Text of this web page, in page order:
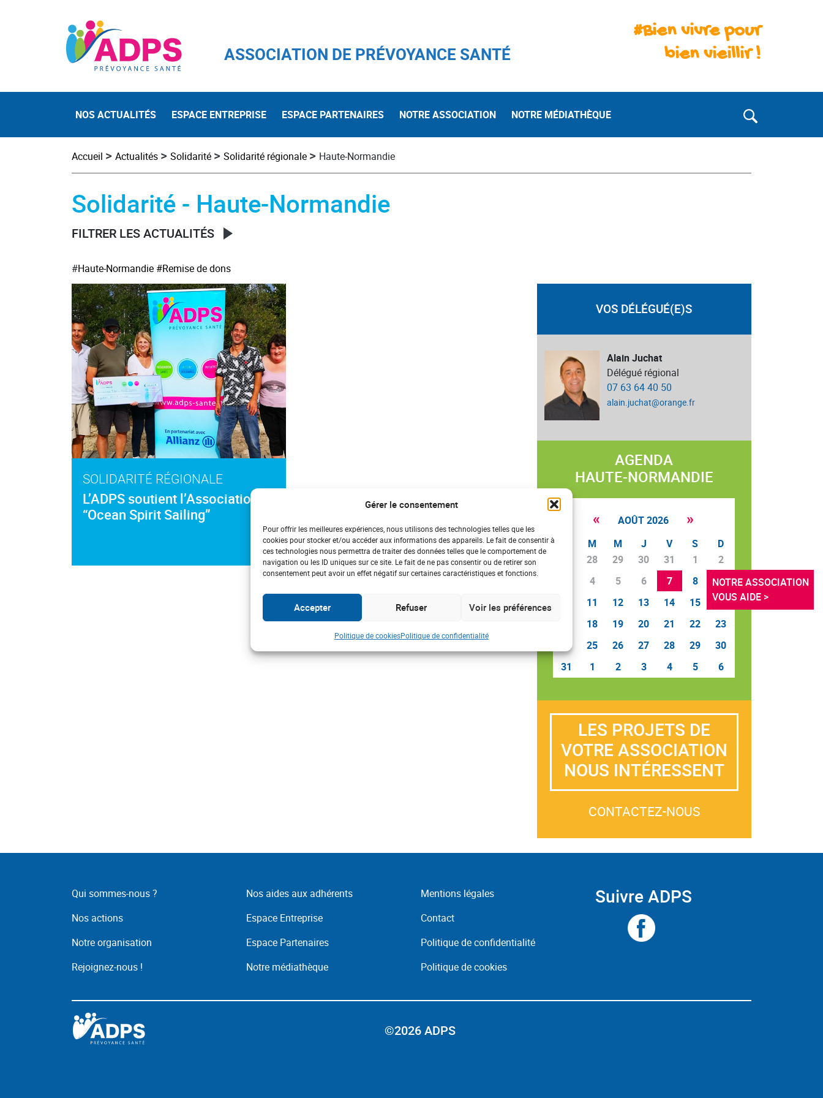
Gérer le consentement
Pour offrir les meilleures expériences, nous utilisons des technologies telles que les
cookies pour stocker et/ou accéder aux informations des appareils. Le fait de consentir à
ces technologies nous permettra de traiter des données telles que le comportement de
navigation ou les ID uniques sur ce site. Le fait de ne pas consentir ou de retirer son
consentement peut avoir un effet négatif sur certaines caractéristiques et fonctions.
Accepter Refuser Voir les préférences
Politique de cookiesPolitique de confidentialité
ASSOCIATION DE PRÉVOYANCE SANTÉ
#Bien vivre pour
bien vieillir !
NOS ACTUALITÉS ESPACE ENTREPRISE ESPACE PARTENAIRES NOTRE ASSOCIATION NOTRE MÉDIATHÈQUE
Accueil > Actualités > Solidarité > Solidarité régionale > Haute-Normandie
Solidarité - Haute-Normandie
FILTRER LES ACTUALITÉS
#Haute-Normandie #Remise de dons
SOLIDARITÉ RÉGIONALE
L’ADPS soutient l’Association
“Ocean Spirit Sailing”
VOS DÉLÉGUÉ(E)S
Alain Juchat
Délégué régional
07 63 64 40 50
alain.juchat@orange.fr
AGENDA
HAUTE-NORMANDIE
« AOÛT 2026 »
M M J V S
D
28 29 30 31 1
2
4 5 6 7 8
9
11 12 13 14 15
16
18 19 20 21 22
23
24
25 26 27 28 29
30
31
1 2 3 4 5 6
LES PROJETS DE
VOTRE ASSOCIATION
NOUS INTÉRESSENT
CONTACTEZ-NOUS
NOTRE ASSOCIATION
VOUS AIDE >
Qui sommes-nous ?
Nos actions
Notre organisation
Rejoignez-nous !
Nos aides aux adhérents
Espace Entreprise
Espace Partenaires
Notre médiathèque
Mentions légales
Contact
Politique de confidentialité
Politique de cookies
Suivre ADPS
©2026 ADPS